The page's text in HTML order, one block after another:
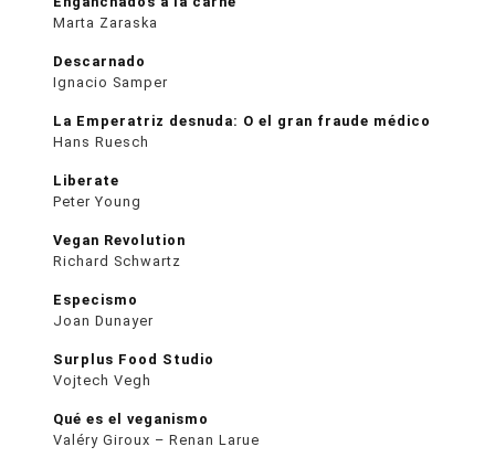
Marta Zaraska
Descarnado
Ignacio Samper
La Emperatriz desnuda: O el gran fraude médico
Hans Ruesch
Liberate
Peter Young
Vegan Revolution
Richard Schwartz
Especismo
Joan Dunayer
Surplus Food Studio
Vojtech Vegh
Qué es el veganismo
Valéry Giroux – Renan Larue